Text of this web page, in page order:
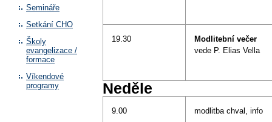
Semináře
Setkání CHO
Školy
evangelizace /
formace
Víkendové
programy
19.30
Modlitební večer
vede P. Elias Vella
Neděle
9.00 modlitba chval, info